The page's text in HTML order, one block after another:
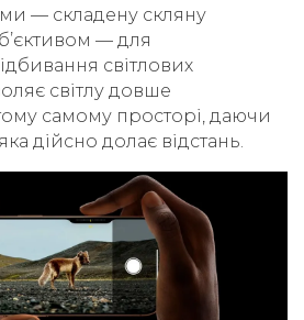
— складену скляну
— для
світлових
світлу довше
самому просторі, даючи
дійсно долає відстань.